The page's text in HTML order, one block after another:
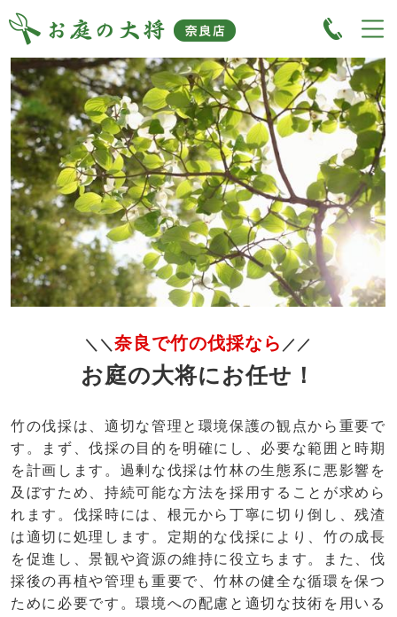
＼＼ 奈良で竹の伐採なら ／／
お庭の大将にお任せ！
竹の伐採は、適切な管理と環境保護の観点から重要で
す。まず、伐採の目的を明確にし、必要な範囲と時期
を計画します。過剰な伐採は竹林の生態系に悪影響を
及ぼすため、持続可能な方法を採用することが求めら
れます。伐採時には、根元から丁寧に切り倒し、残渣
は適切に処理します。定期的な伐採により、竹の成長
を促進し、景観や資源の維持に役立ちます。また、伐
採後の再植や管理も重要で、竹林の健全な循環を保つ
ために必要です。環境への配慮と適切な技術を用いる